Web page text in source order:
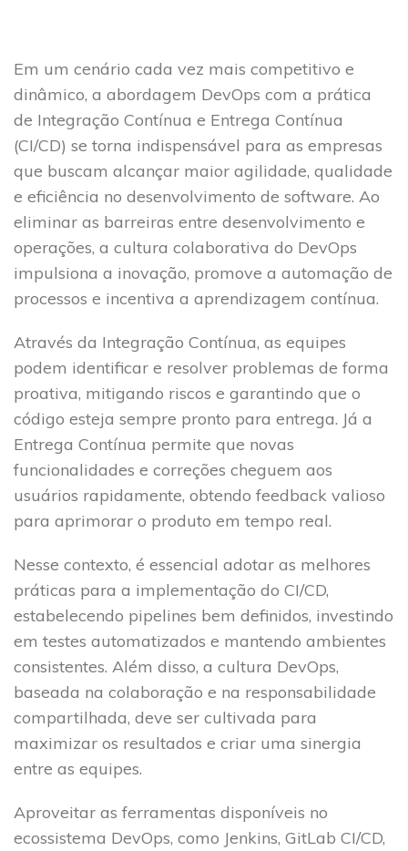
Em um cenário cada vez mais competitivo e
dinâmico, a abordagem DevOps com a prática
de Integração Contínua e Entrega Contínua
(CI/CD) se torna indispensável para as empresas
que buscam alcançar maior agilidade, qualidade
e eficiência no desenvolvimento de software. Ao
eliminar as barreiras entre desenvolvimento e
operações, a cultura colaborativa do DevOps
impulsiona a inovação, promove a automação de
processos e incentiva a aprendizagem contínua.
Através da Integração Contínua, as equipes
podem identificar e resolver problemas de forma
proativa, mitigando riscos e garantindo que o
código esteja sempre pronto para entrega. Já a
Entrega Contínua permite que novas
funcionalidades e correções cheguem aos
usuários rapidamente, obtendo feedback valioso
para aprimorar o produto em tempo real.
Nesse contexto, é essencial adotar as melhores
práticas para a implementação do CI/CD,
estabelecendo pipelines bem definidos, investindo
em testes automatizados e mantendo ambientes
consistentes. Além disso, a cultura DevOps,
baseada na colaboração e na responsabilidade
compartilhada, deve ser cultivada para
maximizar os resultados e criar uma sinergia
entre as equipes.
Aproveitar as ferramentas disponíveis no
ecossistema DevOps, como Jenkins, GitLab CI/CD,